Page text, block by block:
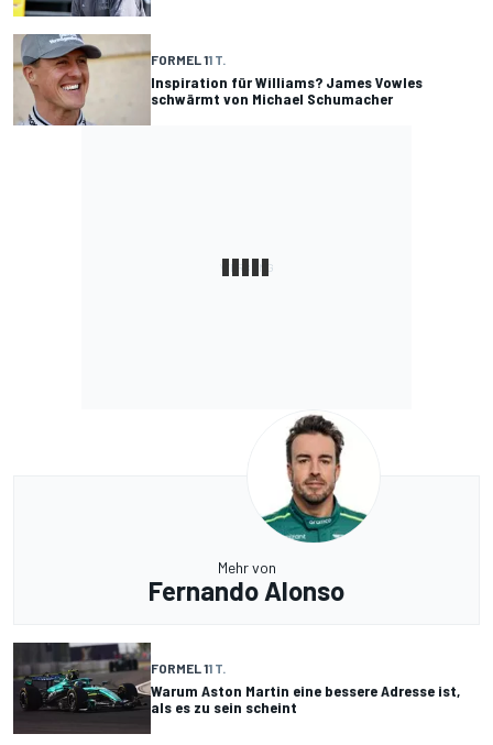
FORMEL 11 T.
Inspiration für Williams? James Vowles
schwärmt von Michael Schumacher
Mehr von
Fernando Alonso
FORMEL 11 T.
Warum Aston Martin eine bessere Adresse ist,
als es zu sein scheint